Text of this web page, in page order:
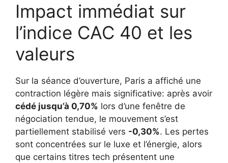
Impact immédiat sur
l’indice CAC 40 et les
valeurs
Sur la séance d’ouverture, Paris a affiché une
contraction légère mais significative: après avoir
cédé jusqu’à 0,70% lors d’une fenêtre de
négociation tendue, le mouvement s’est
partiellement stabilisé vers -0,30%. Les pertes
sont concentrées sur le luxe et l’énergie, alors
que certains titres tech présentent une